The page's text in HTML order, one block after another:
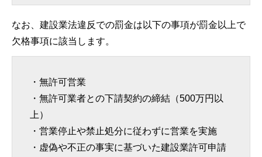
なお、建設業法違反での罰金は以下の事項が罰金以上で
欠格事項に該当します。
・無許可営業
・無許可業者との下請契約の締結（500万円以
上）
・営業停止や禁止処分に従わずに営業を実施
・虚偽や不正の事実に基づいた建設業許可申請